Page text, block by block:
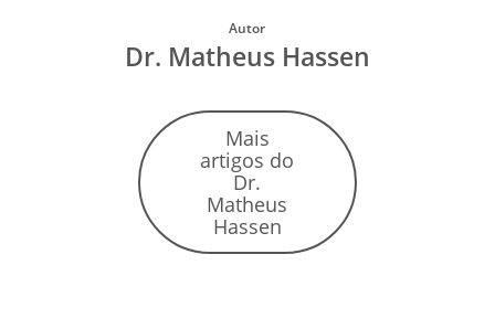
Autor
Dr. Matheus Hassen
Mais
artigos do
Dr.
Matheus
Hassen